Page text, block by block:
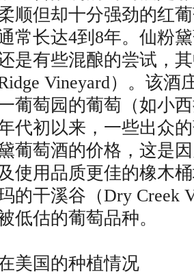
顺但却十分强劲的红
常长达4到8年。仙粉
是有些混酿的尝试，
Vineyard）。该酒
葡萄园的葡萄（如小
代初以来，一些出众
葡萄酒的价格，这是
使用品质更佳的橡木
的干溪谷（Dry Creek
低估的葡萄品种。
国的种植情况